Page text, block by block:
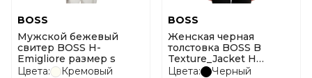
BOSS
Мужской бежевый
свитер BOSS H-
Emigliore размер s
Цвета:
Кремовый
BOSS
Женская черная
толстовка BOSS B
Texture_Jacket H
размер s
Цвета:
Черный